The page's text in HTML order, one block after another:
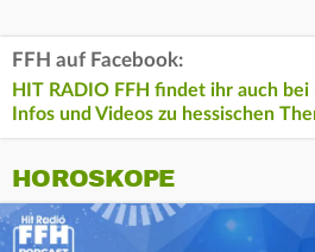
FFH auf Facebook:
HIT RADIO FFH findet ihr auch
Infos und Videos zu hessischen
HOROSKOPE